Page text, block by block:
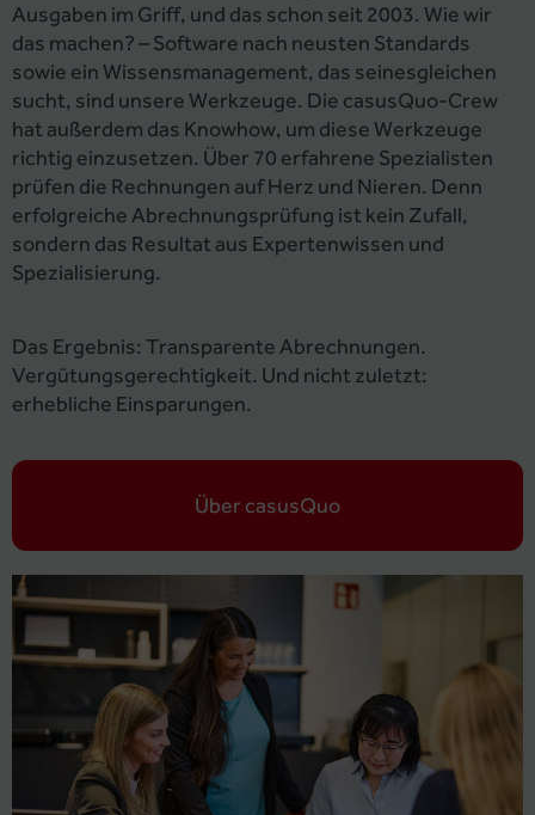
Ausgaben im Griff, und das schon seit 2003. Wie wir
das machen? – Software nach neusten Standards
sowie ein Wissensmanagement, das seinesgleichen
sucht, sind unsere Werkzeuge. Die casusQuo-Crew
hat außerdem das Knowhow, um diese Werkzeuge
richtig einzusetzen. Über 70 erfahrene Spezialisten
prüfen die Rechnungen auf Herz und Nieren. Denn
erfolgreiche Abrechnungsprüfung ist kein Zufall,
sondern das Resultat aus Expertenwissen und
Spezialisierung.
Das Ergebnis: Transparente Abrechnungen.
Vergütungsgerechtigkeit. Und nicht zuletzt:
erhebliche Einsparungen.
Über casusQuo